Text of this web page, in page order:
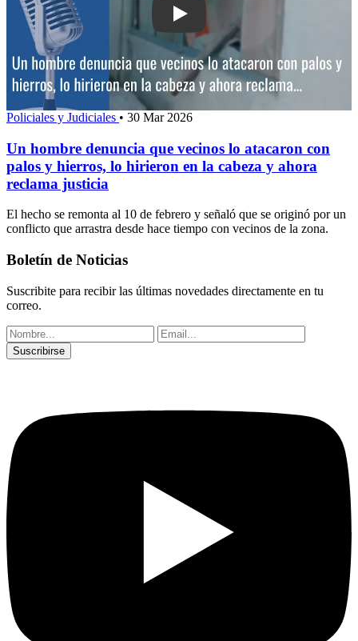
Play: Un hombre denuncia que
Policiales y Judiciales • 30 Mar 2026
Un hombre denuncia que vecinos lo atacaron con
palos y hierros, lo hirieron en la cabeza y ahora
reclama justicia
El hecho se remonta al 10 de febrero y señaló que se originó por un
conflicto que arrastra desde hace tiempo con vecinos de la zona.
Boletín de Noticias
Suscribite para recibir las últimas novedades directamente en tu
correo.
Suscribirse